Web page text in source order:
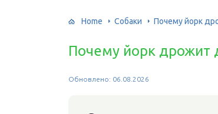
Home Собаки Почему йорк
Почему йорк дрожит
Обновлено: 06.08.2026